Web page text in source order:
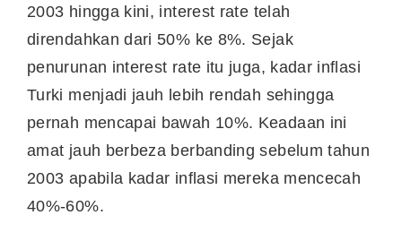
2003 hingga kini, interest rate telah
direndahkan dari 50% ke 8%. Sejak
penurunan interest rate itu juga, kadar inflasi
Turki menjadi jauh lebih rendah sehingga
pernah mencapai bawah 10%. Keadaan ini
amat jauh berbeza berbanding sebelum tahun
2003 apabila kadar inflasi mereka mencecah
40%-60%.